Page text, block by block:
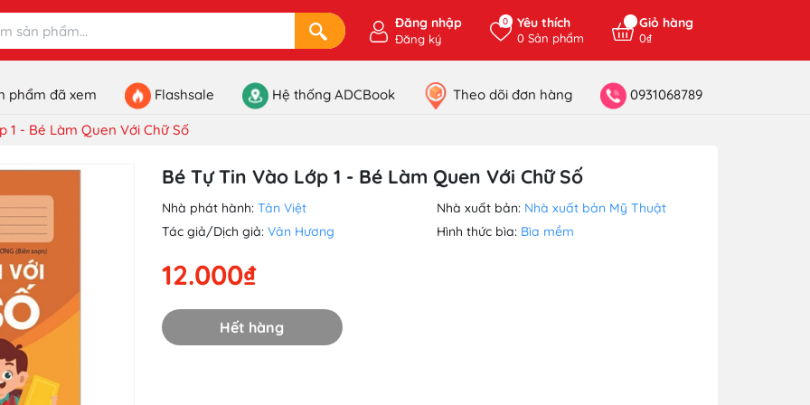
Đăng nhập
Đăng ký
0 Yêu thích
0Sản phẩm
Giỏ hàng
0₫
phẩm đã xem Flashsale Hệ thống ADCBook Theo dõi đơn hàng 0931068789
1 - Bé Làm Quen Với Chữ Số
Bé Tự Tin Vào Lớp 1 - Bé Làm Quen Với Chữ Số
Nhà phát hành: Tân Việt Nhà xuất bản: Nhà xuất bản Mỹ Thuật
Tác giả/Dịch giả: Vân Hương Hình thức bìa: Bìa mềm
12.000₫
Hết hàng